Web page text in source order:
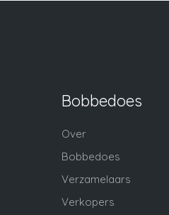
Bobbedoes
Over
Bobbedoes
Verzamelaars
Verkopers